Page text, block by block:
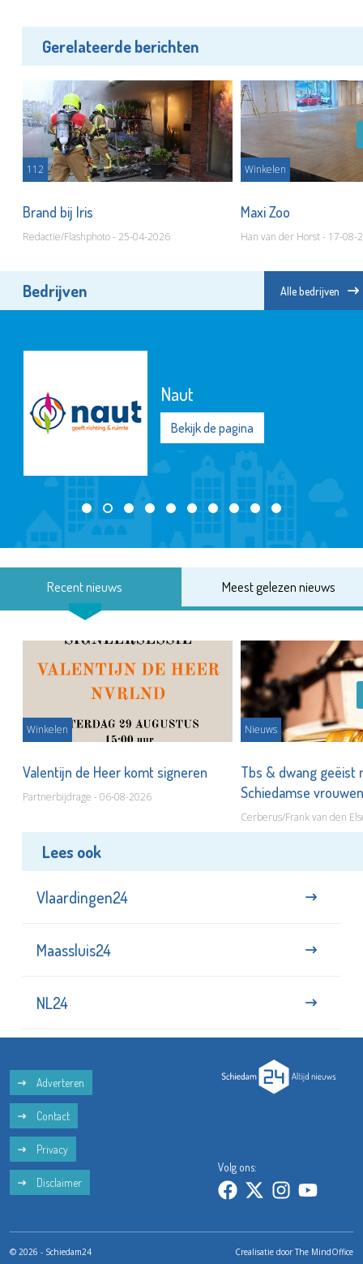
Gerelateerde berichten
112
Brand bij Iris
Redactie/Flashphoto - 25-04-2026
Winkelen
Maxi Zoo
Han van der Horst - 17-08-
Bedrijven Alle bedrijven
Naut
Bekijk de pagina
Recent nieuws Meest gelezen nieuws
Winkelen
Valentijn de Heer komt signeren
Partnerbijdrage - 06-08-2026
Nieuws
Tbs & dwang geëist
Schiedamse
Cerberus/Frank van den
Lees ook
Vlaardingen24
Maassluis24
NL24
Adverteren
Contact
Privacy
Disclaimer
Volg ons:
© 2026 - Schiedam24 Crealisatie doorThe MindOffice